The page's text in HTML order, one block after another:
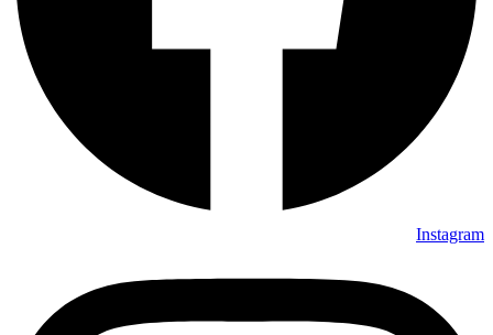
Instagram